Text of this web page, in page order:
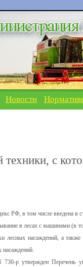
Новости
с
РФ, в том числе введена в
в лесах с машинами
насаждений, а также
насаждений.
730-р утвержден